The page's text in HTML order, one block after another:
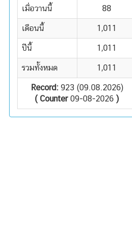
เมื่อวานนี้ 88
เดือนนี้ 1,011
ปีนี้ 1,011
รวมทั้งหมด 1,011
Record:923 (09.08.2026)
( Counter09-08-2026 )